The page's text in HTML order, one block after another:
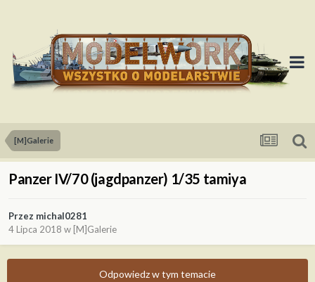
[M]Galerie
Panzer IV/70 (jagdpanzer) 1/35 tamiya
Przez michal0281
4 Lipca 2018 w [M]Galerie
Odpowiedz w tym temacie